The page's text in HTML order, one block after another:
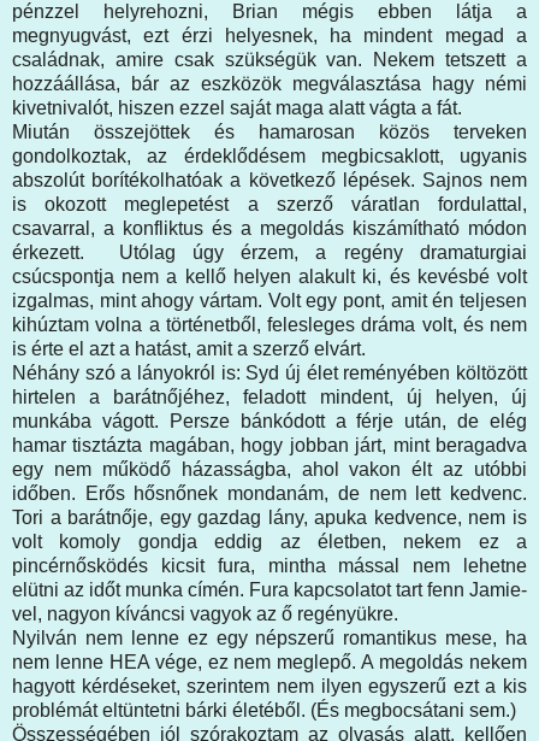
pénzzel helyrehozni, Brian mégis ebben látja a
megnyugvást, ezt érzi helyesnek, ha mindent megad a
családnak, amire csak szükségük van. Nekem tetszett a
hozzáállása, bár az eszközök megválasztása hagy némi
kivetnivalót, hiszen ezzel saját maga alatt vágta a fát.
Miután összejöttek és hamarosan közös terveken
gondolkoztak, az érdeklődésem megbicsaklott, ugyanis
abszolút borítékolhatóak a következő lépések. Sajnos nem
is okozott meglepetést a szerző váratlan fordulattal,
csavarral, a konfliktus és a megoldás kiszámítható módon
érkezett. Utólag úgy érzem, a regény dramaturgiai
csúcspontja nem a kellő helyen alakult ki, és kevésbé volt
izgalmas, mint ahogy vártam. Volt egy pont, amit én teljesen
kihúztam volna a történetből, felesleges dráma volt, és nem
is érte el azt a hatást, amit a szerző elvárt.
Néhány szó a lányokról is: Syd új élet reményében költözött
hirtelen a barátnőjéhez, feladott mindent, új helyen, új
munkába vágott. Persze bánkódott a férje után, de elég
hamar tisztázta magában, hogy jobban járt, mint beragadva
egy nem működő házasságba, ahol vakon élt az utóbbi
időben. Erős hősnőnek mondanám, de nem lett kedvenc.
Tori a barátnője, egy gazdag lány, apuka kedvence, nem is
volt komoly gondja eddig az életben, nekem ez a
pincérnősködés kicsit fura, mintha mással nem lehetne
elütni az időt munka címén. Fura kapcsolatot tart fenn Jamie-
vel, nagyon kíváncsi vagyok az ő regényükre.
Nyilván nem lenne ez egy népszerű romantikus mese, ha
nem lenne HEA vége, ez nem meglepő. A megoldás nekem
hagyott kérdéseket, szerintem nem ilyen egyszerű ezt a kis
problémát eltüntetni bárki életéből. (És megbocsátani sem.)
Összességében jól szórakoztam az olvasás alatt, kellően